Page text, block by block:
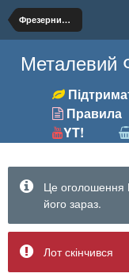
Фрезерний (фрези, розгортки та ін.)
Металевий
Правила
YT!
Це оголошення
його зараз.
Лот скінчився